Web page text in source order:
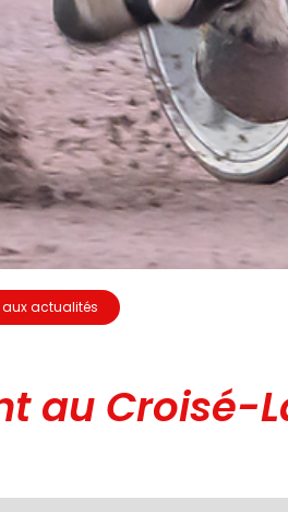
aux actualités
au Croisé-